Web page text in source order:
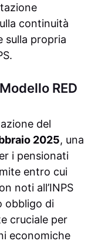
continuità
sulla propria
RED
del
2025, una
i pensionati
entro cui
noti all’INPS
obbligo di
cruciale per
economiche